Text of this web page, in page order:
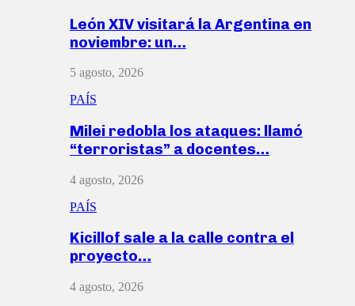
León XIV visitará la Argentina en
noviembre: un…
5 agosto, 2026
PAÍS
Milei redobla los ataques: llamó
“terroristas” a docentes…
4 agosto, 2026
PAÍS
Kicillof sale a la calle contra el
proyecto…
4 agosto, 2026